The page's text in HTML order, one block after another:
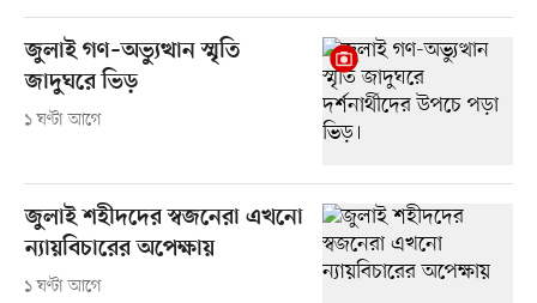
জুলাই গণ–অভ্যুত্থান স্মৃতি
জাদুঘরে ভিড়
১ ঘণ্টা আগে
জুলাই শহীদদের স্বজনেরা এখনো
ন্যায়বিচারের অপেক্ষায়
১ ঘণ্টা আগে